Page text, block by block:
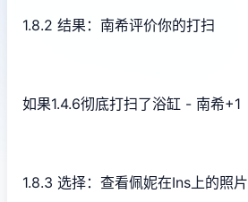
1.8.2 结果：南希评价你的打扫
如果1.4.6彻底打扫了浴缸 - 南希+1
1.8.3 选择：查看佩妮在Ins上的照片